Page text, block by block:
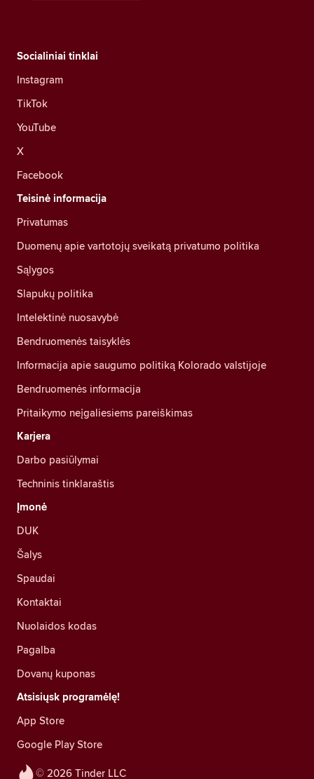
© 2026 Tinder LLC
Socialiniai tinklai
Instagram
TikTok
YouTube
X
Facebook
Teisinė informacija
Privatumas
Duomenų apie vartotojų sveikatą privatumo politika
Sąlygos
Slapukų politika
Intelektinė nuosavybė
Bendruomenės taisyklės
Informacija apie saugumo politiką Kolorado valstijoje
Bendruomenės informacija
Pritaikymo neįgaliesiems pareiškimas
Karjera
Darbo pasiūlymai
Techninis tinklaraštis
Įmonė
DUK
Šalys
Spaudai
Kontaktai
Nuolaidos kodas
Pagalba
Dovanų kuponas
Atsisiųsk programėlę!
App Store
Google Play Store